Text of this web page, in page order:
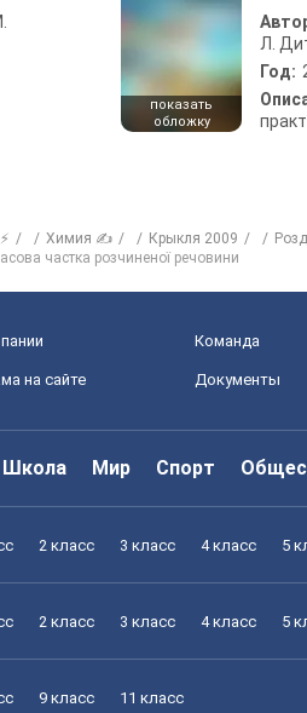
показать
обложку
Л.
Год:
Химия ✍ Крыкля 2009
частка розчиненої речовини
Команда
на сайте Документы
Мир Спорт
2 класс 3 класс 4 класс 5
2 класс 3 класс 4 класс 5
9 класс 11 класс